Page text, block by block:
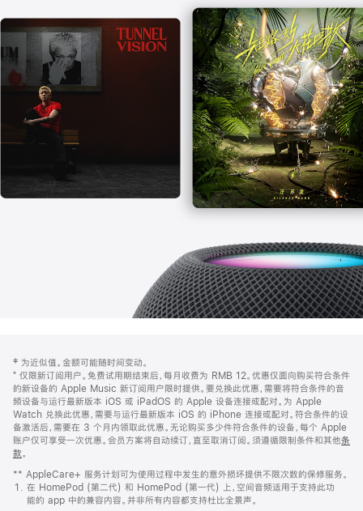
口
中
打
开)
页
页
脚
注
‡ 为近似值。金额可能随时间变动。
⁺ 仅限新订阅用户。免费试用期结束后，每月收费为 RMB 12。优惠仅面向购买符合条件
的新设备的 Apple Music 新订阅用户限时提供。要兑换此优惠，需要将符合条件的音
频设备与运行最新版本 iOS 或 iPadOS 的 Apple 设备连接或配对。为 Apple
Watch 兑换此优惠，需要与运行最新版本 iOS 的 iPhone 连接或配对。符合条件的设
备激活后，需要在 3 个月内领取此优惠。无论购买多少件符合条件的设备，每个 Apple
账户仅可享受一次优惠。会员方案将自动续订，直至取消订阅。须遵循限制条件和其他条
款。
窗
口
中
** AppleCare+ 服务计划可为使用过程中发生的意外损坏提供不限次数的保修服务。
在 HomePod (第二代) 和 HomePod (第一代) 上，空间音频适用于支持此功
能的 app 中的兼容内容。并非所有内容都支持杜比全景声。